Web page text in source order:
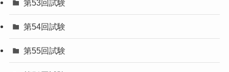
気象予報士試験
第51回試験
第52回試験